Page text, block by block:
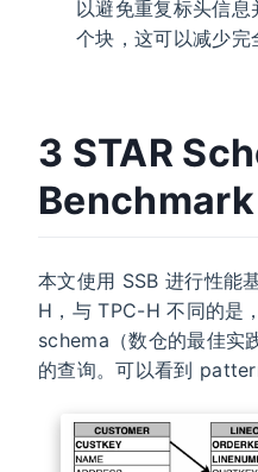
以避免重复标头信
个块，这可以减少
3 STAR
Benchmark
本文使用 SSB 进行性能
H，与 TPC-H 不同的是
schema（数仓的最佳实
的查询。可以看到